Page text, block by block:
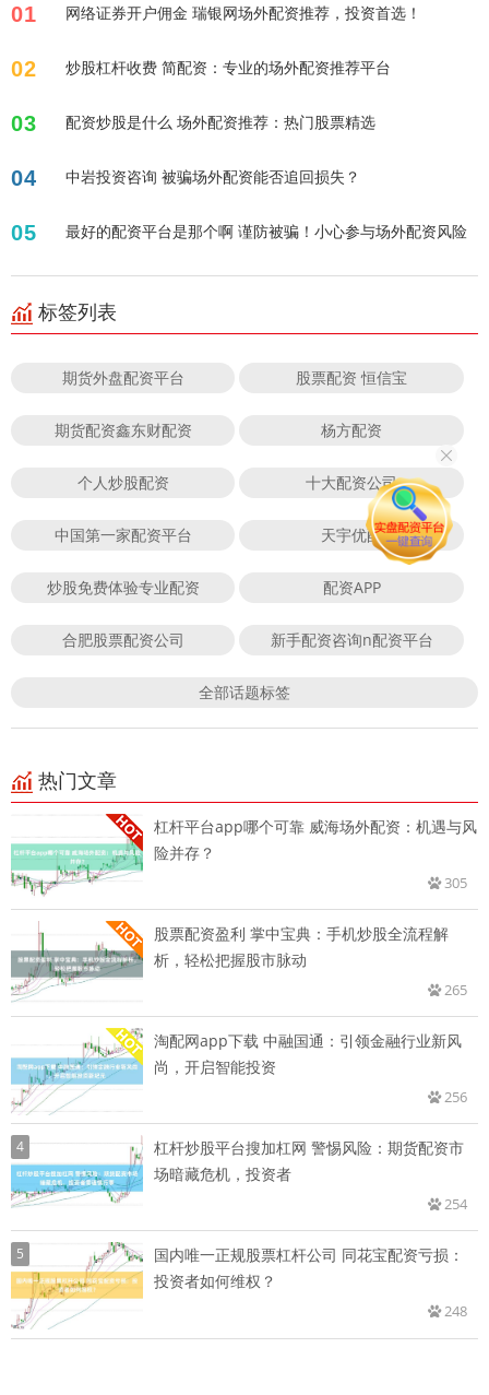
01 网络证券开户佣金 瑞银网场外配资推荐，投资首选！
02 炒股杠杆收费 简配资：专业的场外配资推荐平台
03 配资炒股是什么 场外配资推荐：热门股票精选
04 中岩投资咨询 被骗场外配资能否追回损失？
05 最好的配资平台是那个啊 谨防被骗！小心参与场外配资风险
标签列表
期货外盘配资平台 股票配资 恒信宝
期货配资鑫东财配资 杨方配资
个人炒股配资 十大配资公司
中国第一家配资平台 天宇优配
炒股免费体验专业配资 配资APP
合肥股票配资公司 新手配资咨询n配资平台
全部话题标签
热门文章
杠杆平台app哪个可靠 威海场外配资：机遇与风
险并存？
305
股票配资盈利 掌中宝典：手机炒股全流程解
析，轻松把握股市脉动
265
淘配网app下载 中融国通：引领金融行业新风
尚，开启智能投资
256
4
杠杆炒股平台搜加杠网 警惕风险：期货配资市
场暗藏危机，投资者
254
5
国内唯一正规股票杠杆公司 同花宝配资亏损：
投资者如何维权？
248